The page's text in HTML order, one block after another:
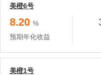
美橙6号
8.20 %
预期年化收益
美橙1号